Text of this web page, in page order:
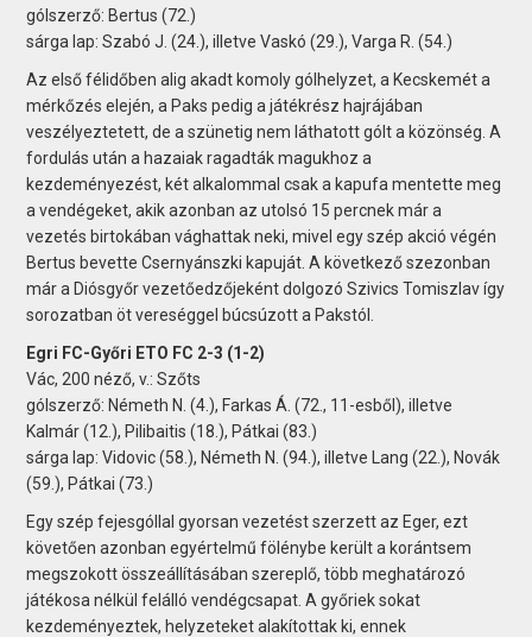
gólszerző: Bertus (72.)
sárga lap: Szabó J. (24.), illetve Vaskó (29.), Varga R. (54.)
Az első félidőben alig akadt komoly gólhelyzet, a Kecskemét a
mérkőzés elején, a Paks pedig a játékrész hajrájában
veszélyeztetett, de a szünetig nem láthatott gólt a közönség. A
fordulás után a hazaiak ragadták magukhoz a
kezdeményezést, két alkalommal csak a kapufa mentette meg
a vendégeket, akik azonban az utolsó 15 percnek már a
vezetés birtokában vághattak neki, mivel egy szép akció végén
Bertus bevette Csernyánszki kapuját. A következő szezonban
már a Diósgyőr vezetőedzőjeként dolgozó Szivics Tomiszlav így
sorozatban öt vereséggel búcsúzott a Pakstól.
Egri FC-Győri ETO FC 2-3 (1-2)
Vác, 200 néző, v.: Szőts
gólszerző: Németh N. (4.), Farkas Á. (72., 11-esből), illetve
Kalmár (12.), Pilibaitis (18.), Pátkai (83.)
sárga lap: Vidovic (58.), Németh N. (94.), illetve Lang (22.), Novák
(59.), Pátkai (73.)
Egy szép fejesgóllal gyorsan vezetést szerzett az Eger, ezt
követően azonban egyértelmű fölénybe került a korántsem
megszokott összeállításában szereplő, több meghatározó
játékosa nélkül felálló vendégcsapat. A győriek sokat
kezdeményeztek, helyzeteket alakítottak ki, ennek